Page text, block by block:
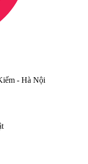
- Hà Nội